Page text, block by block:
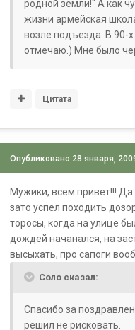
родной земли!" А как
жизни армейская
возле подъезда. В 90-
отмечаю.) Мне было
Цитата
Опубликовано 28 января,
Мужики, всем привет!!!
зато успел походить
торосы, когда на улице
дождей начанался, на
высыхать, про сапоги
Соло сказал:
Спасибо за
решил не рисковать.